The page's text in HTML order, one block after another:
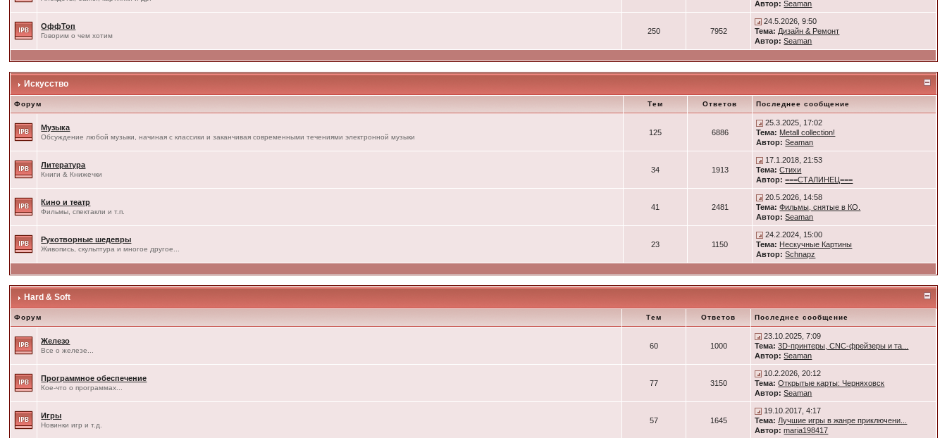
Автор: Seaman
ОффТоп
Говорим о чем хотим
250 7952
24.5.2026, 9:50
Тема: Дизайн & Ремонт
Автор: Seaman
Искусство
Форум Тем Ответов Последнее сообщение
Музыка
Обсуждение любой музыки, начиная с классики и заканчивая современными течениями электронной музыки
125 6886
25.3.2025, 17:02
Тема: Metall collection!
Автор: Seaman
Литература
Книги & Книжечки
34 1913
17.1.2018, 21:53
Тема: Стихи
Автор: ===СТАЛИНЕЦ===
Кино и театр
Фильмы, спектакли и т.п.
41 2481
20.5.2026, 14:58
Тема: Фильмы, снятые в КО.
Автор: Seaman
Рукотворные шедевры
Живопись, скульптура и многое другое...
23 1150
24.2.2024, 15:00
Тема: Нескучные Картины
Автор: Schnapz
Hard & Soft
Форум Тем Ответов Последнее сообщение
Железо
Все о железе...
60 1000
23.10.2025, 7:09
Тема: 3D-принтеры, CNC-фрейзеры и та...
Автор: Seaman
Программное обеспечение
Кое-что о программах...
77 3150
10.2.2026, 20:12
Тема: Открытые карты: Черняховск
Автор: Seaman
Игры
Новинки игр и т.д.
57 1645
19.10.2017, 4:17
Тема: Лучшие игры в жанре приключени...
Автор: maria198417